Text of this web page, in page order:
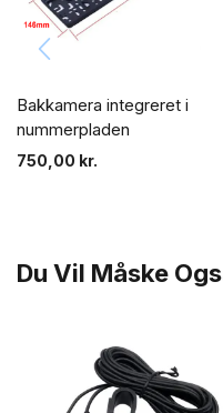
Bakkamera integreret i
nummerpladen
750,00 kr.
Du Vil Måske